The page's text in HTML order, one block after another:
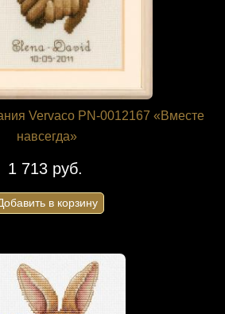
Vervaco PN-0012167 «Вместе
навсегда»
1 713 руб.
в корзину